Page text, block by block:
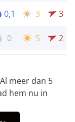
0,1 3 3
0 5 2
meer dan 5
hem nu in